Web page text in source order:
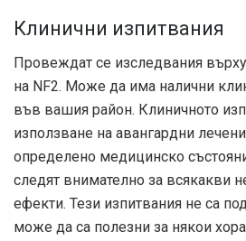
Клинични изпитвания
Провеждат се изследвания
на NF2. Може да има налични
във вашия район. Клиничното
използване на авангардни
определено медицинско
следят внимателно за всякакви
ефекти. Тези изпитвания не са
може да са полезни за някои